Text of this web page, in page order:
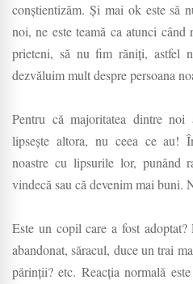
conștientizăm. Și mai ok este să
noi, ne este teamă ca atunci când
prieteni, să nu fim răniți, astfel
dezvăluim mult despre persoana
Pentru că majoritatea dintre
lipsește altora, nu ceea ce au!
noastre cu lipsurile lor, punând
vindecă sau că devenim mai buni.
Este un copil care a fost adoptat?
abandonat, săracul, duce un trai
părinții? etc. Reacția normală